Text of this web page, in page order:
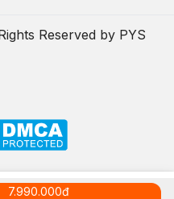
7.990.000đ
Reserved by PYS